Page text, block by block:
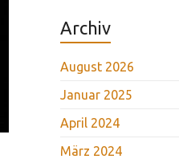
Archiv
August 2026
Januar 2025
April 2024
März 2024